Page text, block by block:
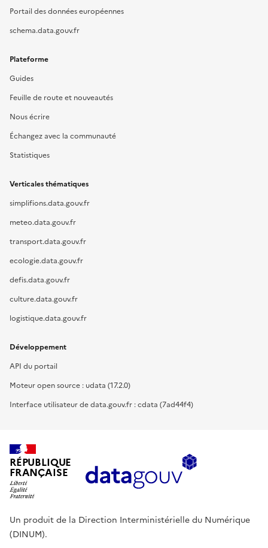
Portail des données européennes
schema.data.gouv.fr
Plateforme
Guides
Feuille de route et nouveautés
Nous écrire
Échangez avec la communauté
Statistiques
Verticales thématiques
simplifions.data.gouv.fr
meteo.data.gouv.fr
transport.data.gouv.fr
ecologie.data.gouv.fr
defis.data.gouv.fr
culture.data.gouv.fr
logistique.data.gouv.fr
Développement
API du portail
Moteur open source : udata (17.2.0)
Interface utilisateur de data.gouv.fr : cdata (7ad44f4)
RÉPUBLIQUE
FRANÇAISE
Un produit de la Direction Interministérielle du Numérique
(DINUM).